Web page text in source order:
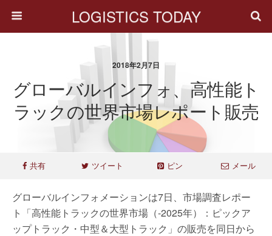
LOGISTICS TODAY
2018年2月7日
グローバルインフォ、高性能ト
ラックの世界市場レポート販売
共有 ツイート ピン メール
グローバルインフォメーションは7日、市場調査レポー
ト「高性能トラックの世界市場（-2025年）：ピックア
ップトラック・中型＆大型トラック」の販売を同日から